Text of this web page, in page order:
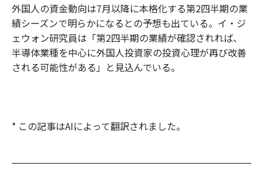
外国人の資金動向は7月以降に本格化する第2四半期の業
績シーズンで明らかになるとの予想も出ている。イ・ジ
ェウォン研究員は「第2四半期の業績が確認されれば、
半導体業種を中心に外国人投資家の投資心理が再び改善
される可能性がある」と見込んでいる。
* この記事はAIによって翻訳されました。